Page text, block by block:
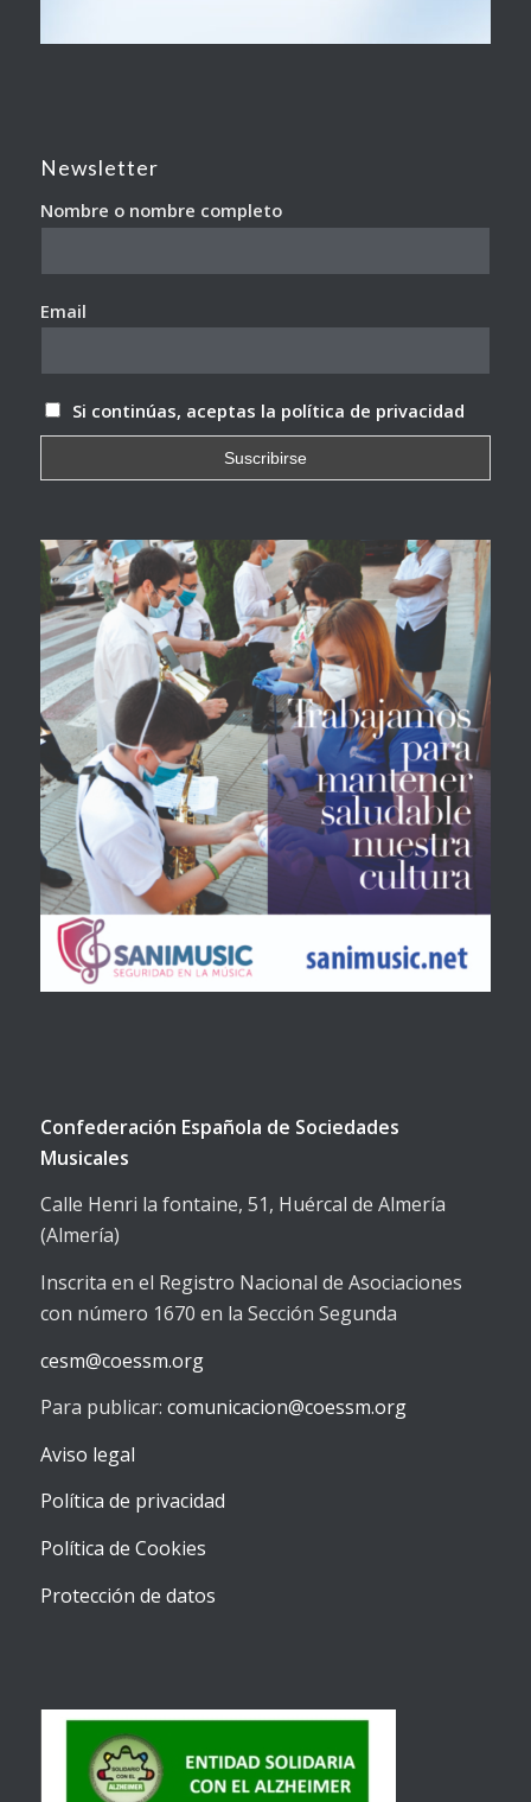
Newsletter
Nombre o nombre completo
Email
Si continúas, aceptas la política de privacidad
Confederación Española de Sociedades
Musicales
Calle Henri la fontaine, 51, Huércal de Almería
(Almería)
Inscrita en el Registro Nacional de Asociaciones
con número 1670 en la Sección Segunda
cesm@coessm.org
Para publicar: comunicacion@coessm.org
Aviso legal
Política de privacidad
Política de Cookies
Protección de datos